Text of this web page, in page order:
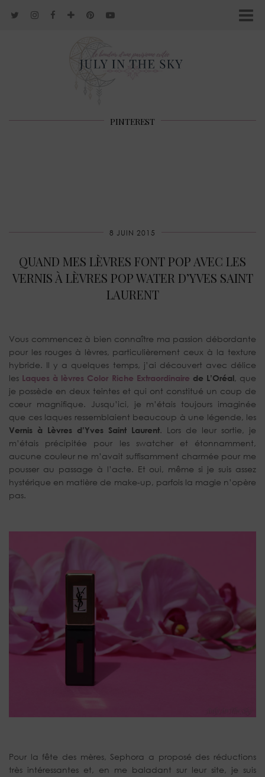
PINTEREST
8 JUIN 2015
QUAND MES LÈVRES FONT POP AVEC LES
VERNIS À LÈVRES POP WATER D’YVES SAINT
LAURENT
Vous commencez à bien connaître ma passion débordante
pour les rouges à lèvres, particulièrement ceux à la texture
hybride. Il y a quelques temps, j’ai découvert avec délice
les Laques à lèvres Color Riche Extraordinaire de L’Oréal, que
je possède en deux teintes et qui ont constitué un coup de
cœur magnifique. Jusqu’ici, je m’étais toujours imaginée
que ces laques ressemblaient beaucoup à une légende, les
Vernis à Lèvres d’Yves Saint Laurent. Lors de leur sortie, je
m’étais précipitée pour les swatcher et étonnamment,
aucune couleur ne m’avait suffisamment charmée pour me
pousser au passage à l’acte. Et oui, même si je suis assez
hystérique en matière de make-up, parfois la magie n’opère
pas.
Pour la fête des mères, Sephora a proposé des réductions
très intéressantes et, en me baladant sur leur site, je suis